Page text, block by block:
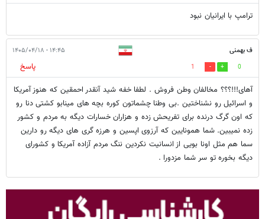
ترامپ با ایرانیان نبود
ف بهمنی ۱۴:۴۵ - ۱۴۰۵/۰۴/۱۸
0
1
پاسخ
آهای!!!؟؟؟ مخالفان وطن فروش . لطفا خفه شید آنقدر احمقین که هنوز آمریکا
و اسرائیل رو نشناختین .بی وطنا چشماتون کوره بچه های مینابو کشتی دنا رو
که اون گرگ درنده برای تفریحش زده و هزاران خسارات دیگه به مردم و کشور
زده نمیبین. شما همونایین که آرزوی اپسین و هرزه گری های دیگه رو دارین
سما هم مثل اونا بویی از انسانیت نکردین ننگ مردم آزاده آمریکا و کشورای
دیگه بخوره تو سر شما مزدورا .